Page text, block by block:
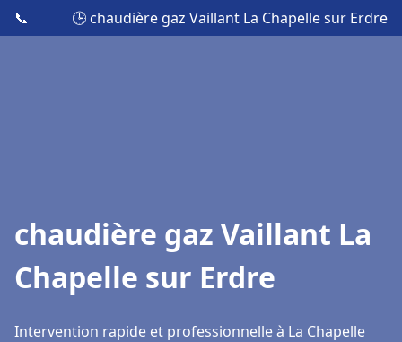
📞 🕒 chaudière gaz Vaillant La Chapelle sur Erdre
chaudière gaz Vaillant La
Chapelle sur Erdre
Intervention rapide et professionnelle à La Chapelle